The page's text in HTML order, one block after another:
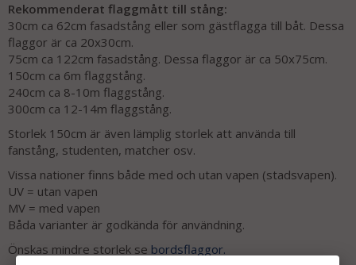
Rekommenderat flaggmått till stång:
30cm ca 62cm fasadstång eller som gästflagga till båt. Dessa
flaggor är ca 20x30cm.
75cm ca 122cm fasadstång. Dessa flaggor är ca 50x75cm.
150cm ca 6m flaggstång.
240cm ca 8-10m flaggstång.
300cm ca 12-14m flaggstång.
Storlek 150cm är även lämplig storlek att använda till
fanstång, studenten, matcher osv.
Vissa nationer finns både med och utan vapen (stadsvapen).
UV = utan vapen
MV = med vapen
Båda varianter är godkända för användning.
Önskas mindre storlek se bordsflaggor.